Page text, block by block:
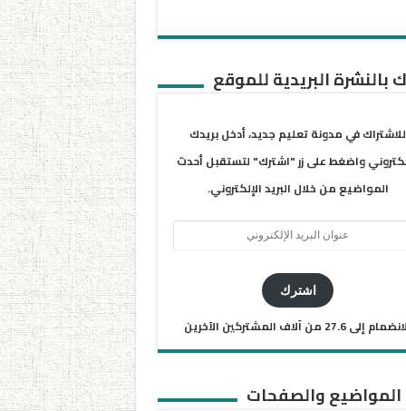
بالنشرة البريدية للموقع
للاشتراك في مدونة تعليم جديد، أدخل بريدك
واضغط على زر "اشترك" لتستقبل أحدث
المواضيع من خلال البريد الإلكتروني.
اشترك
إلى 27.6 من آلاف المشتركين الآخرين
المواضيع والصفحات